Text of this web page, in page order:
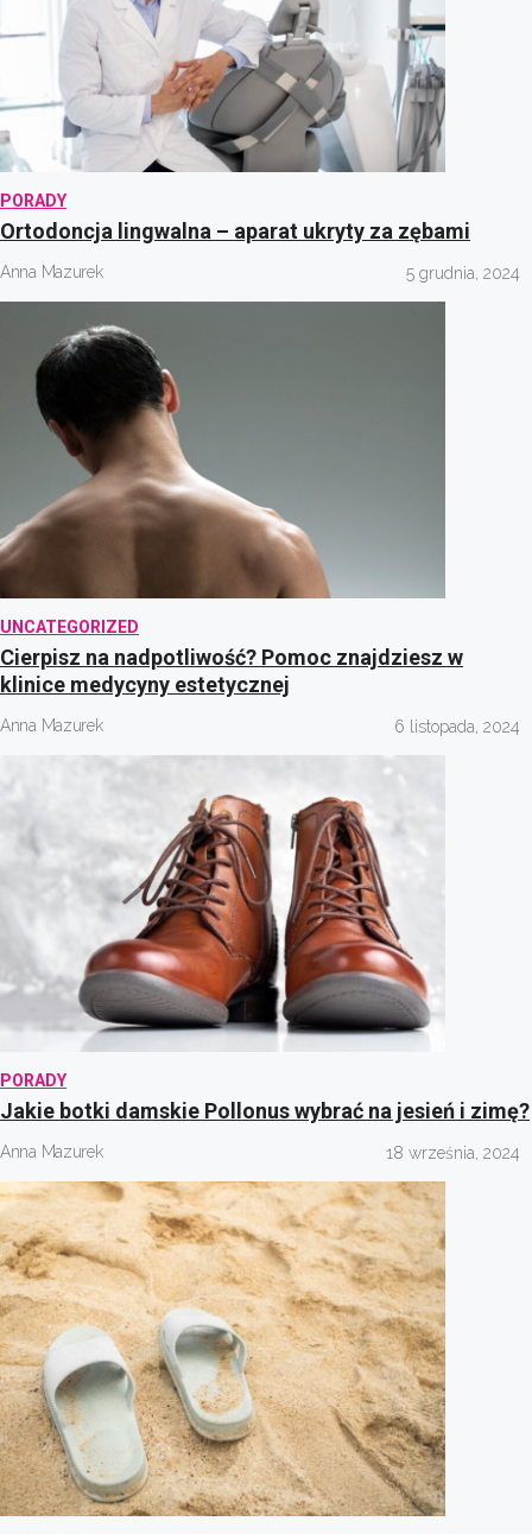
PORADY
Ortodoncja lingwalna – aparat ukryty za zębami
Anna Mazurek 5 grudnia, 2024
UNCATEGORIZED
Cierpisz na nadpotliwość? Pomoc znajdziesz w
klinice medycyny estetycznej
Anna Mazurek 6 listopada, 2024
PORADY
Jakie botki damskie Pollonus wybrać na jesień i zimę?
Anna Mazurek 18 września, 2024